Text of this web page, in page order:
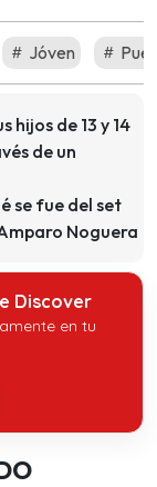
Jóven
hijos de 13 y 14
de un
se fue del set
Noguera
Discover
en tu